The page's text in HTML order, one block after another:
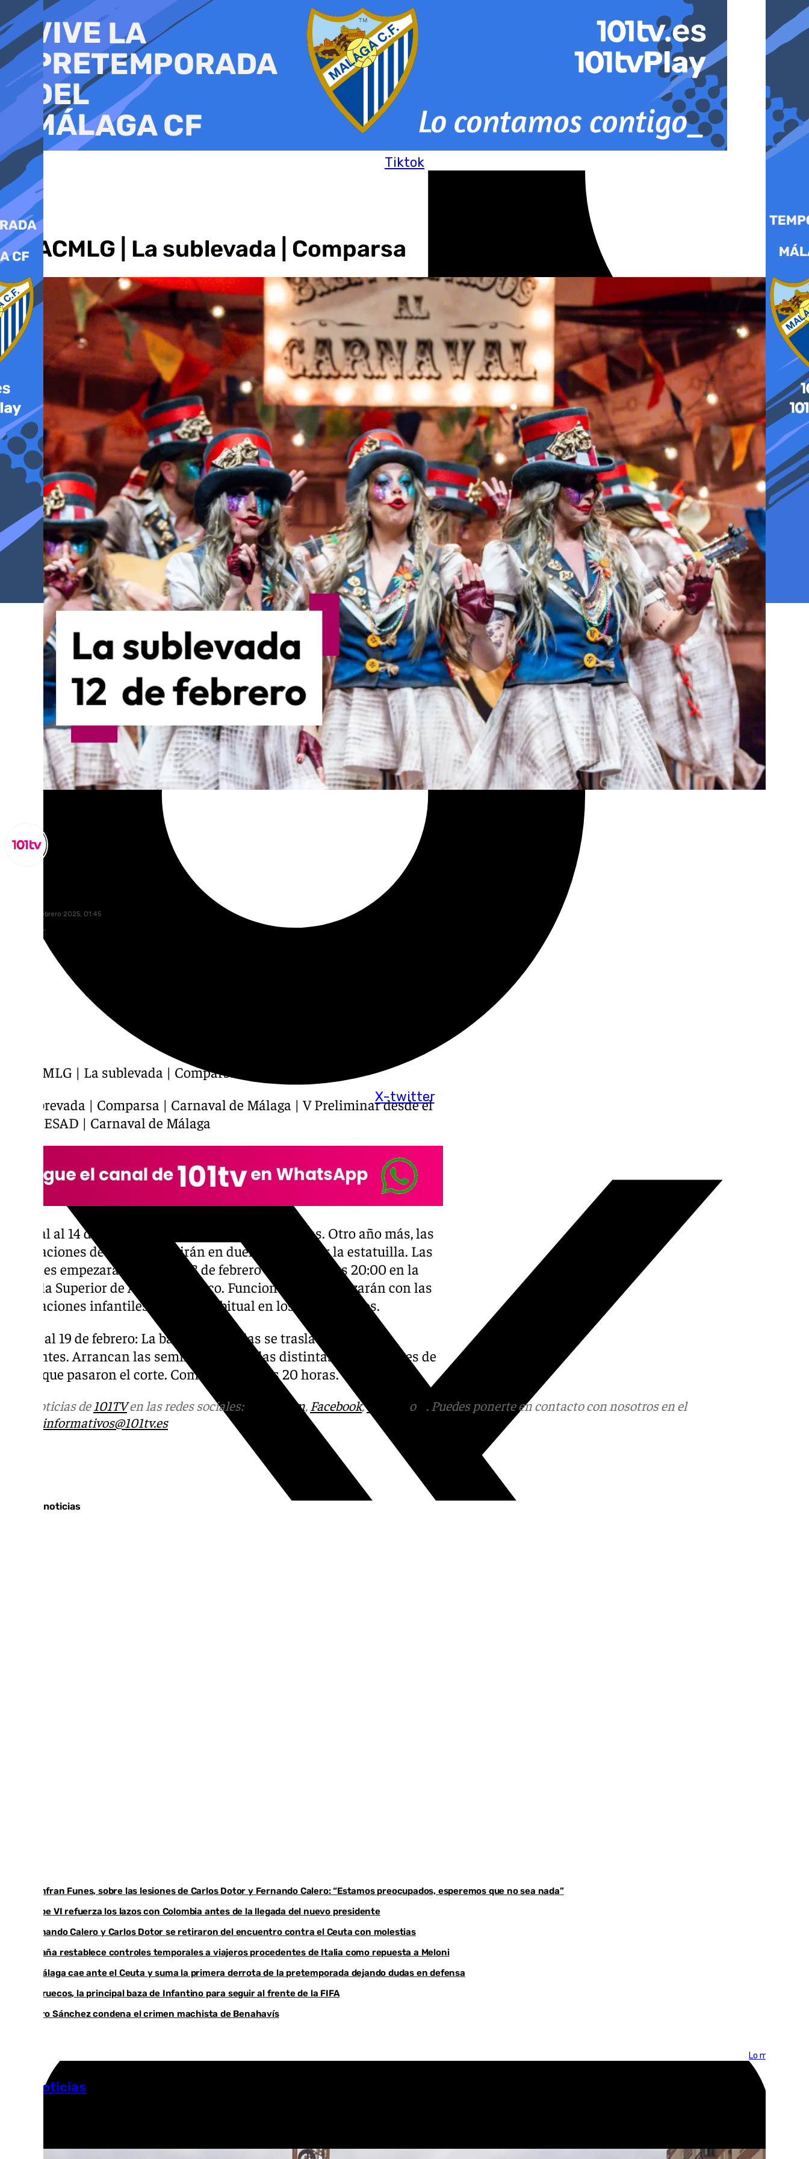
al
contenido
Tiktok
X-twitter
Youtube
COACMLG | La sublevada | Comparsa
jueves, 13 febrero 2025, 01:45
Compartir:
COACMLG | La sublevada | Comparsa
La subrevada | Comparsa | Carnaval de Málaga | V Preliminar desde el
teatro ESAD | Carnaval de Málaga
Del 8 al al 14 de febrero: Empieza la batalla de coplas. Otro año más, las
agrupaciones de canto se batirán en duelo para lograr la estatuilla. Las
sesiones empezarán el sábado 8 de febrero a partir de las 20:00 en la
Escuela Superior de Arte Dramático. Funciones que empezarán con las
agrupaciones infantiles como es habitual en los últimos años.
Del 16 al 19 de febrero: La batalla de coplas se traslada al Teatro
Cervantes. Arrancan las semifinales para las distintas agrupaciones de
canto que pasaron el corte. Comenzarán a las 20 horas.
Más noticias de 101TVen las redes sociales: Instagram, Facebook,Tik Tok o
. Puedes ponerte en contacto con nosotros en el
informativos@101tv.es
Últimas noticias
Juanfran Funes, sobre las lesiones de Carlos Dotor y Fernando Calero: “Estamos preocupados, esperemos que no sea nada”
Felipe VI refuerza los lazos con Colombia antes de la llegada del nuevo presidente
Fernando Calero y Carlos Dotor se retiraron del encuentro contra el Ceuta con molestias
España restablece controles temporales a viajeros procedentes de Italia como repuesta a Meloni
El Málaga cae ante el Ceuta y suma la primera derrota de la pretemporada dejando dudas en defensa
Marruecos, la principal baza de Infantino para seguir al frente de la FIFA
Pedro Sánchez condena el crimen machista de Benahavís
Lo más visto >
Más noticias